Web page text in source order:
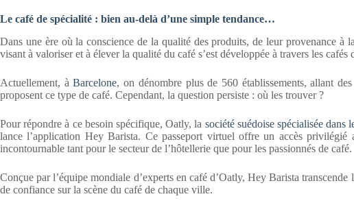
Le café de spécialité : bien au-delà d’une simple tendance…
Dans une ère où la conscience de la qualité des produits, de leur provenance à
visant à valoriser et à élever la qualité du café s’est développée à travers les cafés
Actuellement, àBarcelone, on dénombre plus de 560 établissements, allant
proposent ce type de café. Cependant, la question persiste : où les trouver ?
Pour répondre à ce besoin spécifique, Oatly, la société suédoise spécialisée dans
lance l’application Hey Barista. Ce passeport virtuel offre un accès
incontournable tant pour le secteur de l’hôtellerie que pour les passionnés de café.
Conçue par l’équipe mondiale d’experts en café d’Oatly, Hey Barista
de confiance sur la scène du café de chaque ville.